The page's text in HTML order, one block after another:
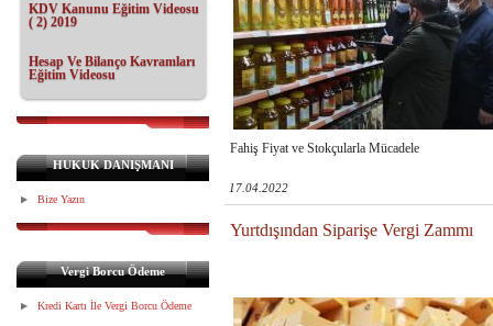
KDV Kanunu Eğitim Videosu
( 2) 2019
Hesap Ve Bilanço Kavramları
Eğitim Videosu
HUKUK DANIŞMANI
Bize Yazın
Vergi Borcu Ödeme
Kredi Kartı İle Vergi Borcu Ödeme
Fahiş Fiyat ve Stokçularla Mücadele
17.04.2022
Yurtdışından Siparişe Vergi Zammı